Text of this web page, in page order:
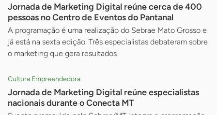
Jornada de Marketing Digital reúne cerca de 400
pessoas no Centro de Eventos do Pantanal
A programação é uma realização do Sebrae Mato Grosso e
já está na sexta edição. Três especialistas debateram sobre
o marketing que gera resultados
Cultura Empreendedora
Jornada de Marketing Digital reúne especialistas
nacionais durante o Conecta MT